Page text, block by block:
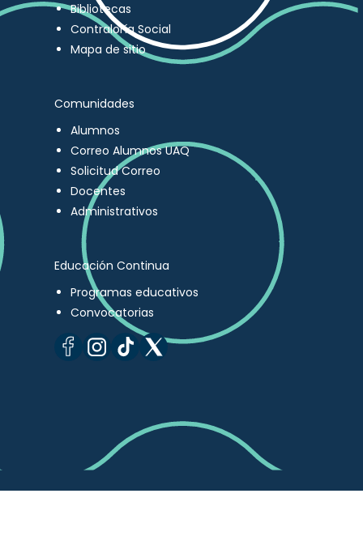
Bibliotecas
Contraloría Social
Mapa de sitio
Comunidades
Alumnos
Correo Alumnos UAQ
Solicitud Correo
Docentes
Administrativos
Educación Continua
Programas educativos
Convocatorias